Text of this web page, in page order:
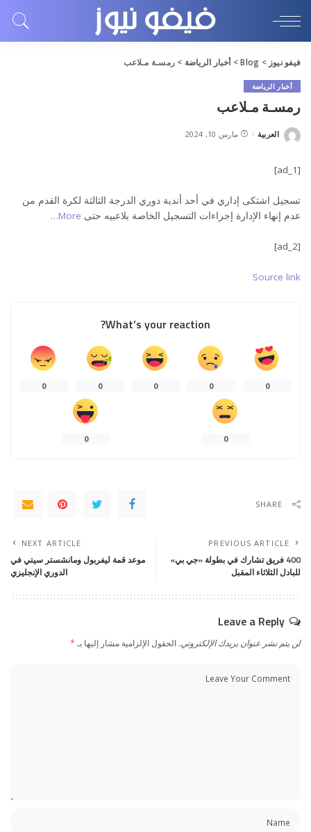
فيفو نيوز >
Blog
> أخبار الرياضة > رمسـة مـلاعب
أخبار الرياضة
رمسـة مـلاعب
Posted
العربية مارس 10, 2024
[ad_1]
تسجيل اشتكى إداري في أحد أندية دوري الدرجة الثالثة لكرة القدم من
عدم إنهاء الإدارة إجراءات التسجيل الخاصة بلاعبيه حتى More…
[ad_2]
Source link
What’s your reaction?
0
0
0
0
0
0
0
SHARE
PREVIOUS ARTICLE
400 فريق تشارك في بطولة «جي بي»
للبادل الثلاثاء المقبل
NEXT ARTICLE
موعد قمة ليفربول ومانشستر سيتي في
الدوري الإنجليزي
Leave a Reply
لن يتم نشر عنوان بريدك الإلكتروني.الحقول الإلزامية مشار إليها بـ*